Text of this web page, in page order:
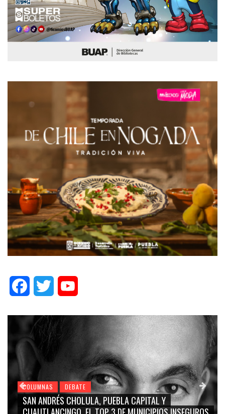
FacebookTwitter
COLUMNAS DEBATE
GRACE PALOMARES, NAY SALVATORI, SERGIO MAYER,